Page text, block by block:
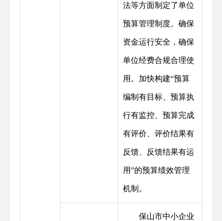
法等方面制定了单位
预算管理制度。确保
资金运行安全，确保
单位经费合规合理使
用。加快构建“预算
编制有目标、预算执
行有监控、预算完成
有评价、评价结果有
反馈、反馈结果有运
用”的预算绩效管理
机制。
保山市中小企业